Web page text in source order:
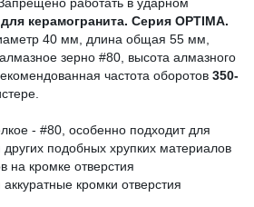
керамогранита. Серия OPTIMA.
40 мм, длина общая 55 мм,
зерно #80, высота алмазного
частота оборотов 350-
- #80, особенно подходит для
других подобных хрупких материалов
на кромке отверстия
кромки отверстия